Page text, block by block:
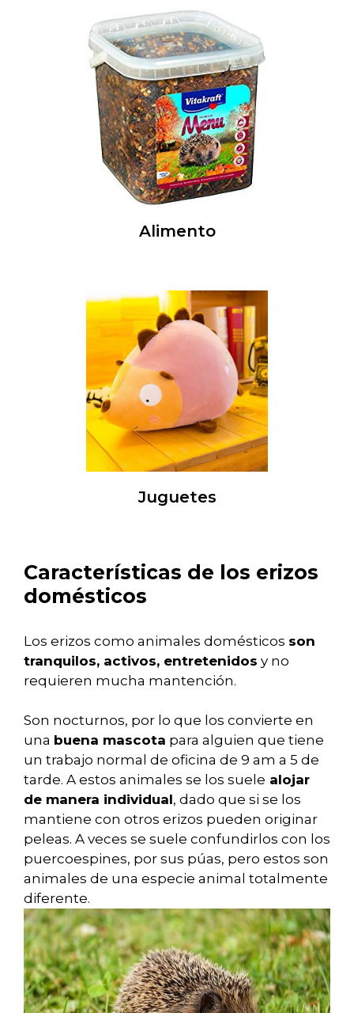
Alimento
Juguetes
Características de los erizos
domésticos
Los erizos como animales domésticos son
tranquilos, activos, entretenidos y no
requieren mucha mantención.
Son nocturnos, por lo que los convierte en
una buena mascota para alguien que tiene
un trabajo normal de oficina de 9 am a 5 de
tarde. A estos animales se los suele alojar
de manera individual, dado que si se los
mantiene con otros erizos pueden originar
peleas. A veces se suele confundirlos con los
puercoespines, por sus púas, pero estos son
animales de una especie animal totalmente
diferente.